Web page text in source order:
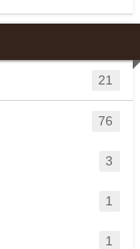
21
76
3
1
1